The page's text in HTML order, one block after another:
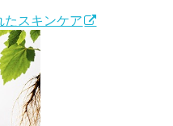
スキンケア